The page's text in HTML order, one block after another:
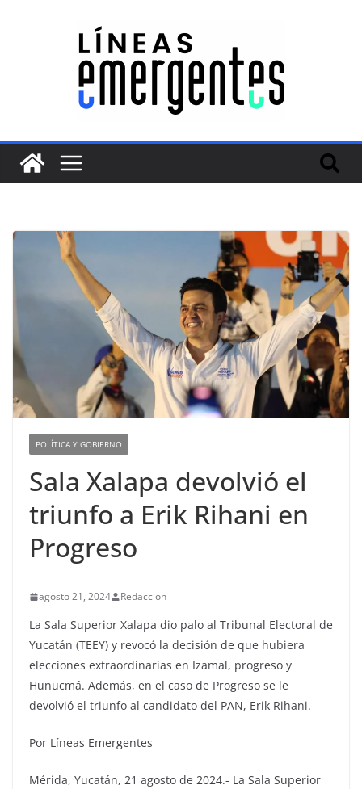
POLÍTICA Y GOBIERNO
Sala Xalapa devolvió el
triunfo a Erik Rihani en
Progreso
agosto 21, 2024 Redaccion
La Sala Superior Xalapa dio palo al Tribunal Electoral de
Yucatán (TEEY) y revocó la decisión de que hubiera
elecciones extraordinarias en Izamal, progreso y
Hunucmá. Además, en el caso de Progreso se le
devolvió el triunfo al candidato del PAN, Erik Rihani.
Por Líneas Emergentes
Mérida, Yucatán, 21 agosto de 2024.- La Sala Superior